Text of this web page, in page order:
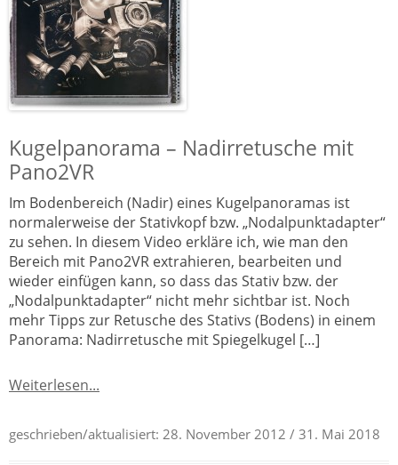
Kugelpanorama – Nadirretusche mit
Pano2VR
Im Bodenbereich (Nadir) eines Kugelpanoramas ist
normalerweise der Stativkopf bzw. „Nodalpunktadapter“
zu sehen. In diesem Video erkläre ich, wie man den
Bereich mit Pano2VR extrahieren, bearbeiten und
wieder einfügen kann, so dass das Stativ bzw. der
„Nodalpunktadapter“ nicht mehr sichtbar ist. Noch
mehr Tipps zur Retusche des Stativs (Bodens) in einem
Panorama: Nadirretusche mit Spiegelkugel […]
Weiterlesen...
geschrieben/aktualisiert: 28. November 2012 / 31. Mai 2018